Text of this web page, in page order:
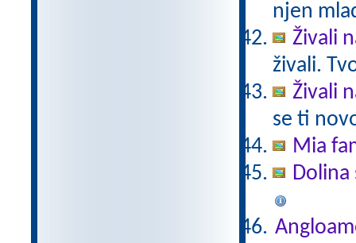
njen
Živali
živali.
Živali
se ti
Mia